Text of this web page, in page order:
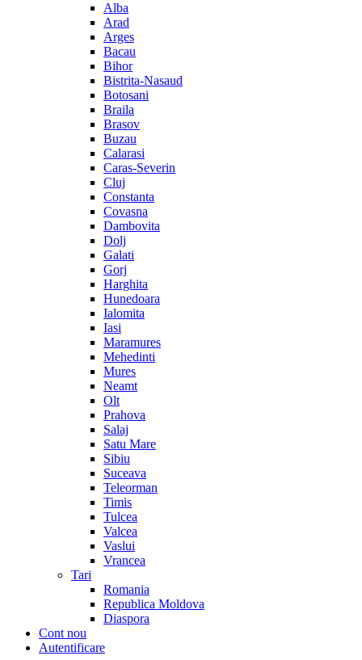
Alba
Arad
Arges
Bacau
Bihor
Bistrita-Nasaud
Botosani
Braila
Brasov
Buzau
Calarasi
Caras-Severin
Cluj
Constanta
Covasna
Dambovita
Dolj
Galati
Gorj
Harghita
Hunedoara
Ialomita
Iasi
Maramures
Mehedinti
Mures
Neamt
Olt
Prahova
Salaj
Satu Mare
Sibiu
Suceava
Teleorman
Timis
Tulcea
Valcea
Vaslui
Vrancea
Tari
Romania
Republica Moldova
Diaspora
Cont nou
Autentificare